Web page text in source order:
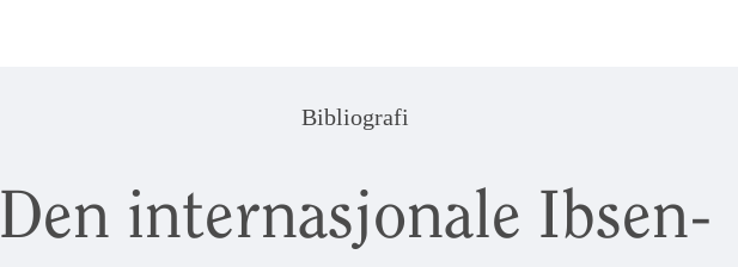
Bibliografi
Den internasjonale Ibsen-